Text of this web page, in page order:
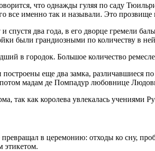
что однажды гуляя по саду
все именно так и называли. Это прозвище
два года, в его дворце гремели
были грандиозными по количеству в
в городок. Большое количество
еще два замка,
мадам де Помпадур любовнице
так как королева увлекалась учениями
в церемонию: отходы ко сну,
этикетом.